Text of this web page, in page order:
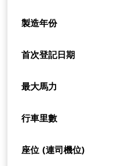
製造年份
首次登記日期
最大馬力
行車里數
座位 (連司機位)